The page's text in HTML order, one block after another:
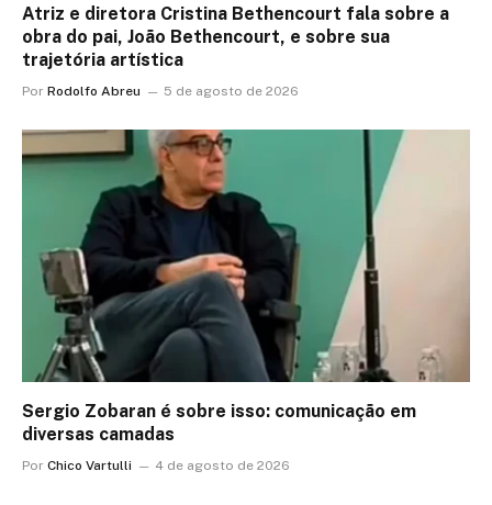
Atriz e diretora Cristina Bethencourt fala sobre a
obra do pai, João Bethencourt, e sobre sua
trajetória artística
Por Rodolfo Abreu 5 de agosto de 2026
Sergio Zobaran é sobre isso: comunicação em
diversas camadas
Por Chico Vartulli 4 de agosto de 2026